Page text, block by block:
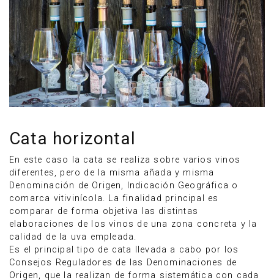
Cata horizontal
En este caso la cata se realiza sobre varios vinos
diferentes, pero de la misma añada y misma
Denominación de Origen, Indicación Geográfica o
comarca vitivinícola. La finalidad principal es
comparar de forma objetiva las distintas
elaboraciones de los vinos de una zona concreta y la
calidad de la uva empleada.
Es el principal tipo de cata llevada a cabo por los
Consejos Reguladores de las Denominaciones de
Origen, que la realizan de forma sistemática con cada